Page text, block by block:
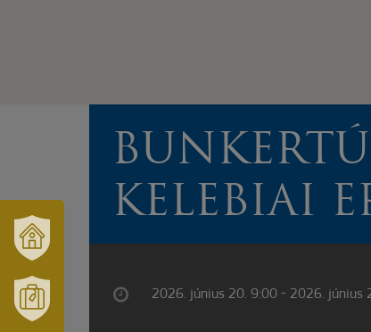
ÉS
TÉRSÉGÜNK
KELEBIAI
2026. június 20. 9:00 - 2026. június